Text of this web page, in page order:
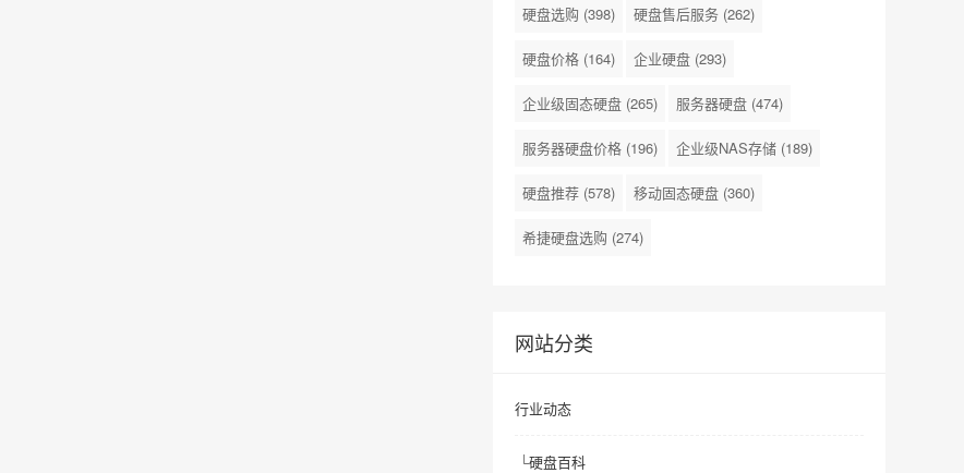
硬盘选购 (398) 硬盘售后服务 (262)
硬盘价格 (164) 企业硬盘 (293)
企业级固态硬盘 (265) 服务器硬盘 (474)
服务器硬盘价格 (196) 企业级NAS存储 (189)
硬盘推荐 (578) 移动固态硬盘 (360)
希捷硬盘选购 (274)
网站分类
行业动态
└硬盘百科